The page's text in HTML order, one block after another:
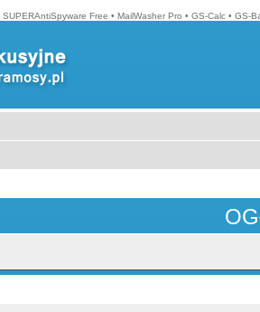
SUPERAntiSpyware Free • MailWasher Pro • GS-Calc • GS-